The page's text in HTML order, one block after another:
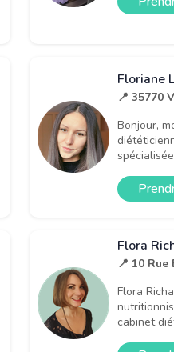
Floriane
📍 35770
Bonjour,
Flora
📍 10 Rue
Flora
cabinet